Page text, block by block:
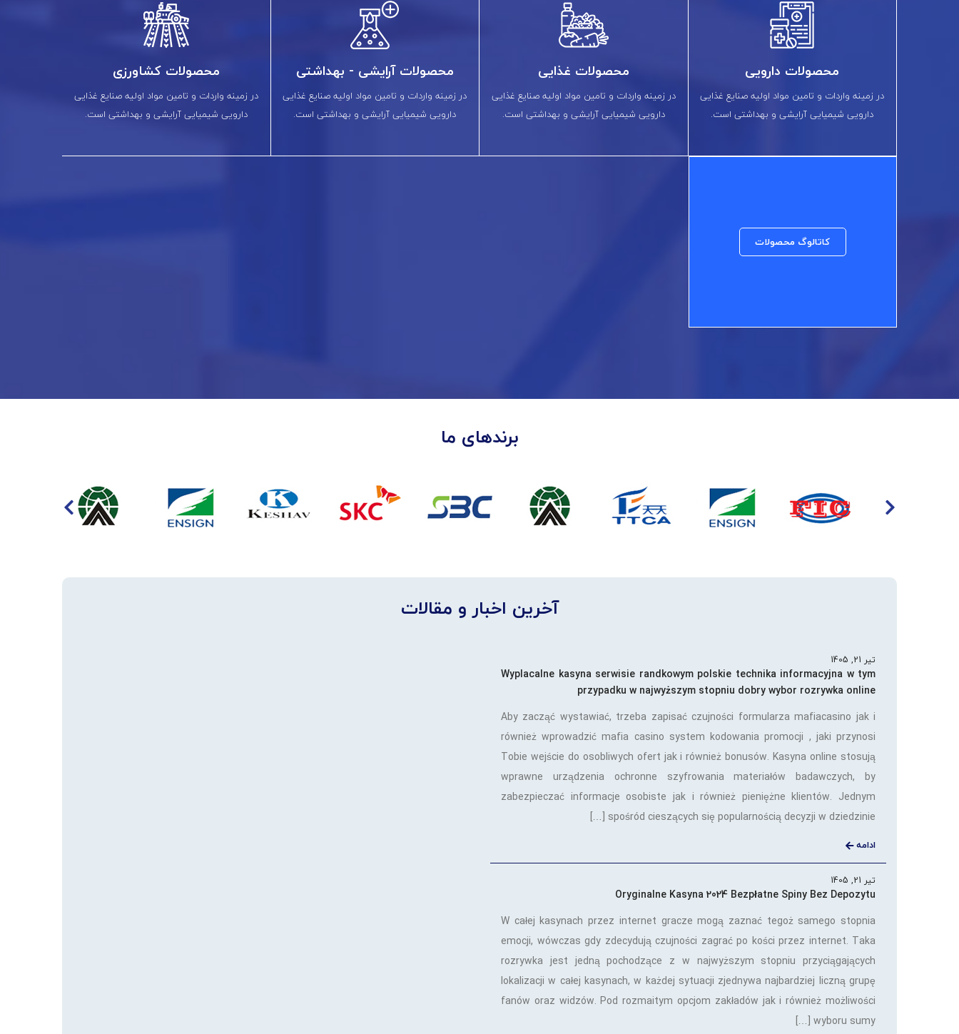
محصولات دارویی
در زمینه واردات و تامین مواد اولیه صنایع غذایی
دارویی شیمیایی آرایشی و بهداشتی است.
محصولات غذایی
در زمینه واردات و تامین مواد اولیه صنایع غذایی
دارویی شیمیایی آرایشی و بهداشتی است.
محصولات آرایشی - بهداشتی
در زمینه واردات و تامین مواد اولیه صنایع غذایی
دارویی شیمیایی آرایشی و بهداشتی است.
محصولات کشاورزی
در زمینه واردات و تامین مواد اولیه صنایع غذایی
دارویی شیمیایی آرایشی و بهداشتی است.
کاتالوگ محصولات
برندهای ما
آخرین اخبار و مقالات
تیر 21, 1405
Wyplacalne kasyna serwisie randkowym polskie technika informacyjna w tym
przypadku w najwyższym stopniu dobry wybor rozrywka online
Aby zacząć wystawiać, trzeba zapisać czujności formularza mafiacasino jak i
również wprowadzić mafia casino system kodowania promocji , jaki przynosi
Tobie wejście do osobliwych ofert jak i również bonusów. Kasyna online stosują
wprawne urządzenia ochronne szyfrowania materiałów badawczych, by
zabezpieczać informacje osobiste jak i również pieniężne klientów. Jednym
spośród cieszących się popularnością decyzji w dziedzinie […]
ادامه
تیر 21, 1405
Oryginalne Kasyna 2024 Bezpłatne Spiny Bez Depozytu
W całej kasynach przez internet gracze mogą zaznać tegoż samego stopnia
emocji, wówczas gdy zdecydują czujności zagrać po kości przez internet. Taka
rozrywka jest jedną pochodzące z w najwyższym stopniu przyciągających
lokalizacji w całej kasynach, w każdej sytuacji zjednywa najbardziej liczną grupę
fanów oraz widzów. Pod rozmaitym opcjom zakładów jak i również możliwości
wyboru sumy […]